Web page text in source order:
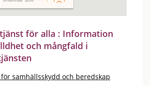
för alla : Information
och mångfald i
samhällsskydd och beredskap